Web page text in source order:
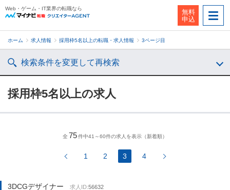
Web・ゲーム・IT業界の転職なら
無料
申込
ホーム 求人情報 採用枠5名以上の転職・求人情報 3ページ目
検索条件を変更して再検索
採用枠5名以上の求人
全75件中41～60件の求人を表示（新着順）
1 2 3 4
3DCGデザイナー 求人ID:56632